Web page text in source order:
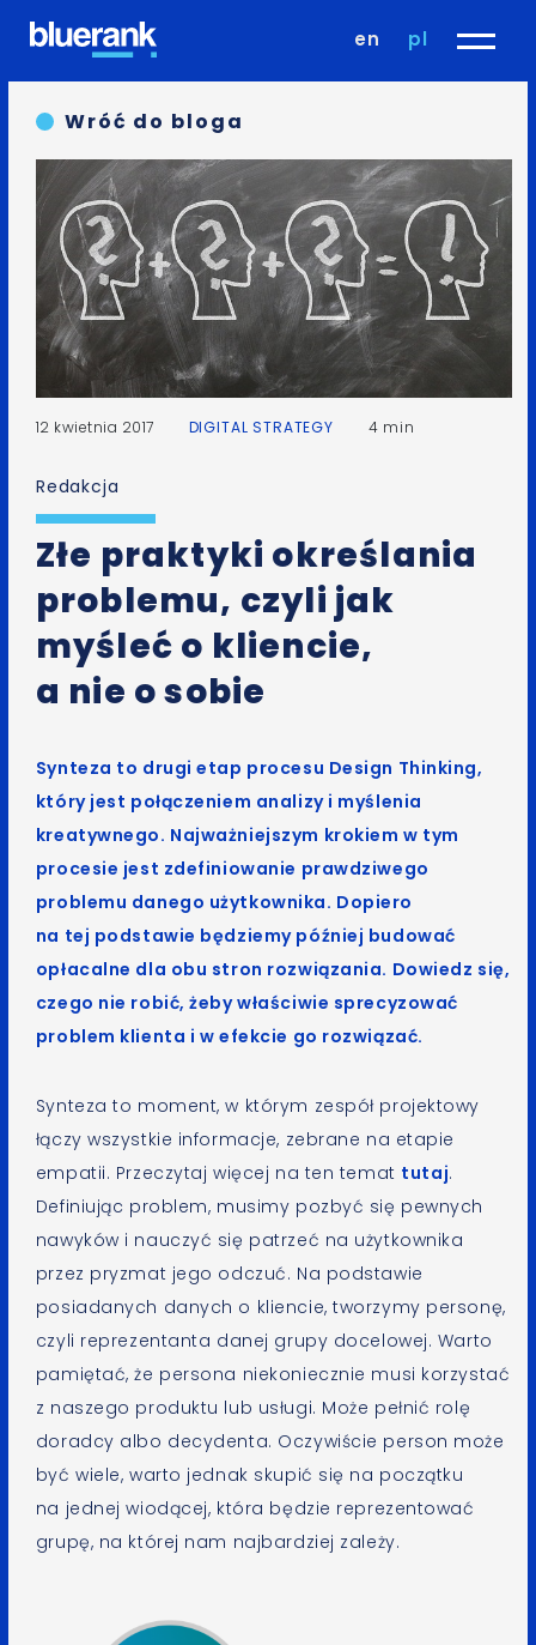
en pl
Wróć do bloga
12 kwietnia 2017 DIGITAL STRATEGY 4 min
Redakcja
Złe praktyki określania
problemu, czyli jak
myśleć o kliencie,
a nie o sobie
Synteza to drugi etap procesu Design Thinking,
który jest połączeniem analizy i myślenia
kreatywnego. Najważniejszym krokiem w tym
procesie jest zdefiniowanie prawdziwego
problemu danego użytkownika. Dopiero
na tej podstawie będziemy później budować
opłacalne dla obu stron rozwiązania. Dowiedz się,
czego nie robić, żeby właściwie sprecyzować
problem klienta i w efekcie go rozwiązać.
Synteza to moment, w którym zespół projektowy
łączy wszystkie informacje, zebrane na etapie
empatii. Przeczytaj więcej na ten temat tutaj.
Definiując problem, musimy pozbyć się pewnych
nawyków i nauczyć się patrzeć na użytkownika
przez pryzmat jego odczuć. Na podstawie
posiadanych danych o kliencie, tworzymy personę,
czyli reprezentanta danej grupy docelowej. Warto
pamiętać, że persona niekoniecznie musi korzystać
z naszego produktu lub usługi. Może pełnić rolę
doradcy albo decydenta. Oczywiście person może
być wiele, warto jednak skupić się na początku
na jednej wiodącej, która będzie reprezentować
grupę, na której nam najbardziej zależy.